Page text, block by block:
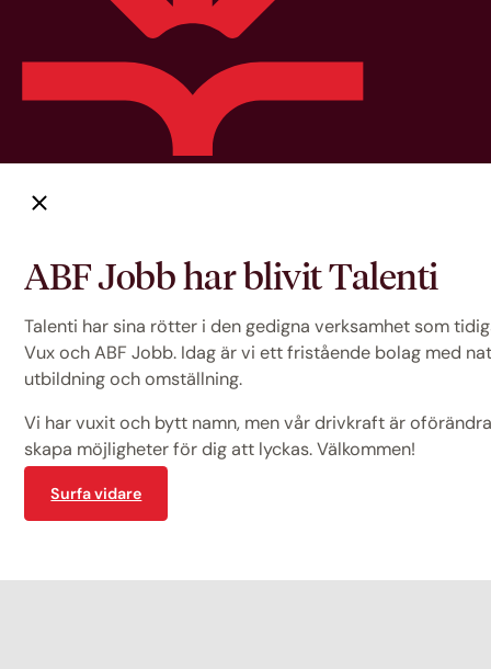
ABF Jobb har blivit Talenti
Talenti har sina rötter i den gedigna verksamhet som
Vux och ABF Jobb. Idag är vi ett fristående bolag med
utbildning och omställning.
Vi har vuxit och bytt namn, men vår drivkraft är
skapa möjligheter för dig att lyckas. Välkommen!
Surfa vidare